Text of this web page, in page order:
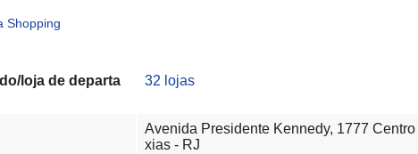
Shopping
loja de departa
32 lojas
Avenida Presidente Kennedy, 1777
xias - RJ